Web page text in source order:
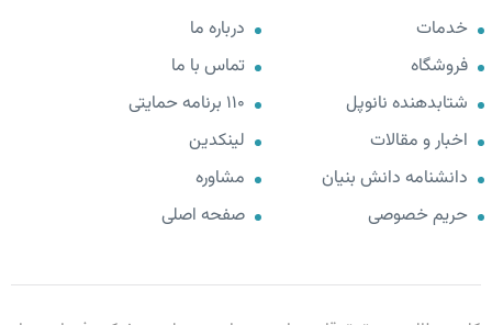
خدمات
فروشگاه
شتابدهنده نانوپل
اخبار و مقالات
دانشنامه دانش بنیان
حریم خصوصی
درباره ما
تماس با ما
110 برنامه حمایتی
لینکدین
مشاوره
صفحه اصلی